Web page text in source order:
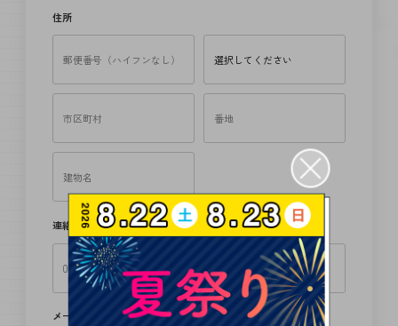
住所
連絡先（TEL） 必須
メールアドレス 必須